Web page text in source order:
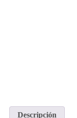
Descripción